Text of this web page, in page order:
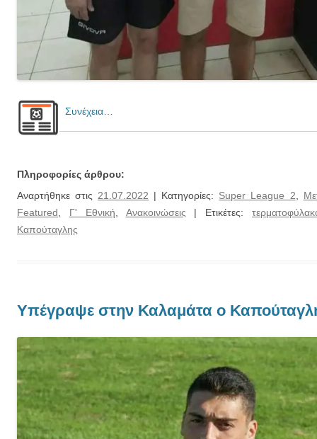
Συνέχεια…
Πληροφορίες άρθρου:
Αναρτήθηκε στις 21.07.2022 | Κατηγορίες: Super League 2
Featured
Γ' Εθνική Ανακοινώσεις | Ετικέτες:
Καπούταγλης
Υπέγραψε στην Καλαμάτα ο